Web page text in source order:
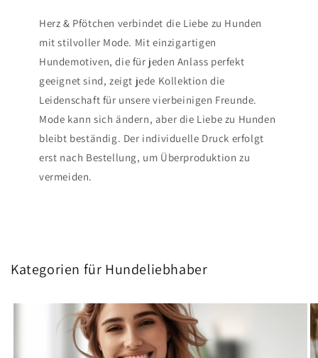
Herz & Pfötchen verbindet die Liebe zu Hunden
mit stilvoller Mode. Mit einzigartigen
Hundemotiven, die für jeden Anlass perfekt
geeignet sind, zeigt jede Kollektion die
Leidenschaft für unsere vierbeinigen Freunde.
Mode kann sich ändern, aber die Liebe zu Hunden
bleibt beständig. Der individuelle Druck erfolgt
erst nach Bestellung, um Überproduktion zu
vermeiden.
Kategorien für Hundeliebhaber